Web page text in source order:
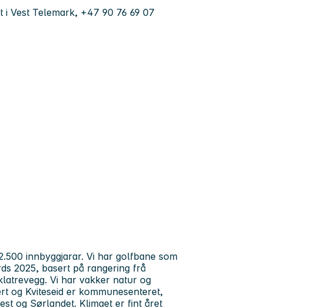
i Vest Telemark, +47 90 76 69 07
innbyggjarar. Vi har golfbane som
2025, basert på rangering frå
Vi har vakker natur og
Kviteseid er kommunesenteret,
og Sørlandet. Klimaet er fint året